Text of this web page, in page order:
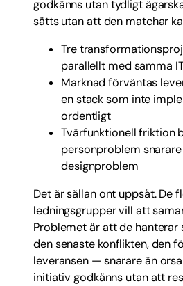
godkänns utan tydligt
sätts utan att den matchar
Tre
parallellt med samma
Marknad förväntas
en stack som inte
ordentligt
Tvärfunktionell friktion
personproblem
designproblem
Det är sällan ont uppsåt. De
ledningsgrupper vill att
Problemet är att de
den senaste konflikten, den
leveransen — snarare än
initiativ godkänns utan att